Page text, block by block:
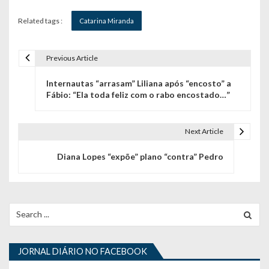
Related tags : Catarina Miranda
ã
o
d
Previous Article
Internautas “arrasam” Liliana após “encosto” a
Fábio: “Ela toda feliz com o rabo encostado…”
Next Article
Diana Lopes “expõe” plano “contra” Pedro
for:
JORNAL DIÁRIO NO FACEBOOK